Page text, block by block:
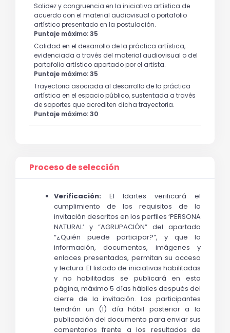
Solidez y congruencia en la iniciativa artística de
acuerdo con el material audiovisual o portafolio
artístico presentado en la postulación.
Puntaje máximo: 35
Calidad en el desarrollo de la práctica artística,
evidenciada a través del material audiovisual o del
portafolio artístico aportado por el artista.
Puntaje máximo: 35
Trayectoria asociada al desarrollo de la práctica
artística en el espacio público, sustentada a través
de soportes que acrediten dicha trayectoria.
Puntaje máximo: 30
Proceso de selección
Verificación: El Idartes verificará el
cumplimiento de los requisitos de la
invitación descritos en los perfiles ‘PERSONA
NATURAL’ y “AGRUPACIÓN” del apartado
“¿Quién puede participar?”, y que la
información, documentos, imágenes y
enlaces presentados, permitan su acceso
y lectura. El listado de iniciativas habilitadas
y no habilitadas se publicará en esta
página, máximo 5 días hábiles después del
cierre de la invitación. Los participantes
tendrán un (1) día hábil posterior a la
publicación del documento para enviar sus
comentarios frente a los resultados de